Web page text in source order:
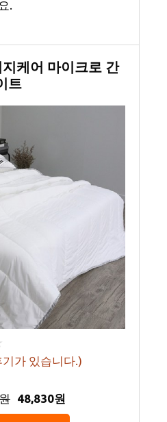
.
케어 마이크로 간
트
가 있습니다.)
48,830원